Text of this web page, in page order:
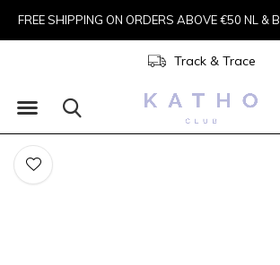
Track & Trace
FREE SHIPPING ON ORDERS ABOVE €50 NL &